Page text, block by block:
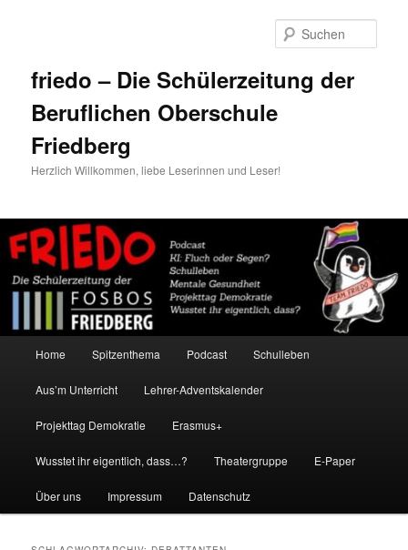
friedo – Die Schülerzeitung der
Beruflichen Oberschule
Friedberg
Herzlich Willkommen, liebe Leserinnen und Leser!
Home Spitzenthema Podcast Schulleben
Aus’m Unterricht Lehrer-Adventskalender
Projekttag Demokratie Erasmus+
Wusstet ihr eigentlich, dass…? Theatergruppe E-Paper
Über uns Impressum Datenschutz